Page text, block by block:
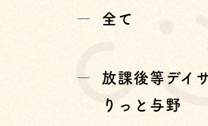
全て
放課後等デイ
りっと与野